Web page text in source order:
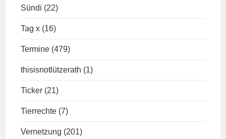
Sündi (22)
Tag x (16)
Termine (479)
thisisnotlützerath (1)
Ticker (21)
Tierrechte (7)
Vernetzung (201)